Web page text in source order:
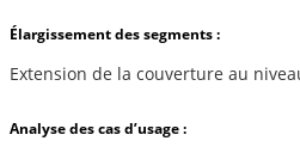
Élargissement des segments :
Extension de la couverture au
Analyse des cas d’usage :